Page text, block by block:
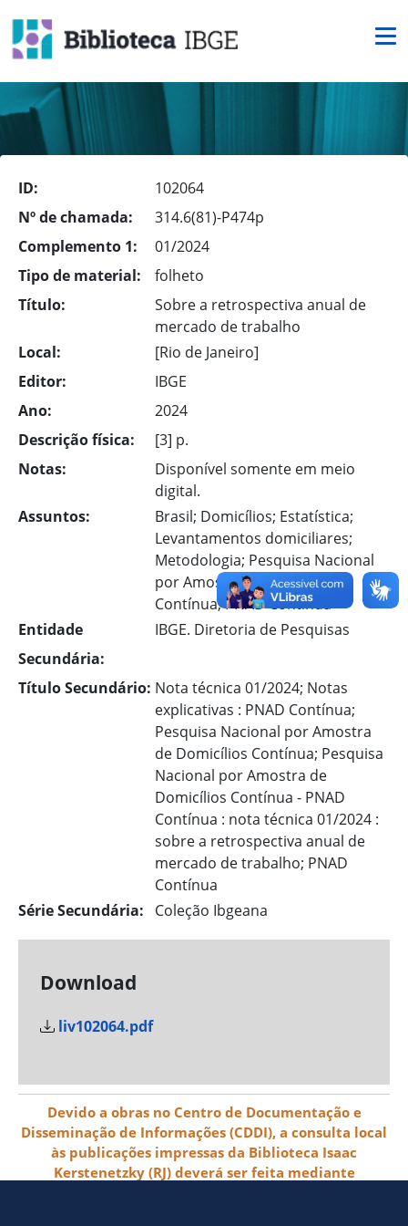
ID:
102064
Nº de chamada:
314.6(81)-P474p
Complemento 1:
01/2024
Tipo de material:
folheto
Título:
Sobre a retrospectiva anual de
mercado de trabalho
Local:
[Rio de Janeiro]
Editor:
IBGE
Ano:
2024
Descrição física:
[3] p.
Notas:
Disponível somente em meio
digital.
Assuntos:
Brasil; Domicílios; Estatística;
Levantamentos domiciliares;
Metodologia; Pesquisa Nacional
por Amostra de Domicílios
Contínua; PNAD Contínua
Entidade
Secundária:
IBGE. Diretoria de Pesquisas
Título Secundário: Nota técnica 01/2024; Notas
explicativas : PNAD Contínua;
Pesquisa Nacional por Amostra
de Domicílios Contínua; Pesquisa
Nacional por Amostra de
Domicílios Contínua - PNAD
Contínua : nota técnica 01/2024 :
sobre a retrospectiva anual de
mercado de trabalho; PNAD
Contínua
Série Secundária:
Coleção Ibgeana
Download
liv102064.pdf
Devido a obras no Centro de Documentação e
Disseminação de Informações (CDDI), a consulta local
às publicações impressas da Biblioteca Isaac
Kerstenetzky (RJ) deverá ser feita mediante